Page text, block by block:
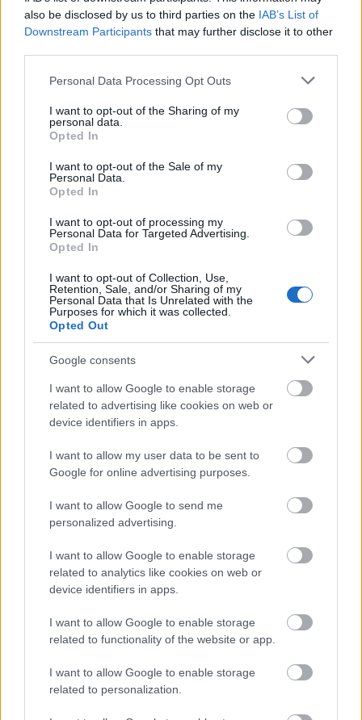
also be disclosed by us to third parties on the IAB’s List of
Downstream Participants that may further disclose it to other
Please note that this website/app uses one or more Google
not limited to your visit or usage behaviour. You may click to
grant or deny consent to Google and its third-party tags to
use your data for below specified purposes in below Google
consent section.
Personal Data Processing Opt Outs
I want to opt-out of the Sharing of my
personal data.
Opted In
I want to opt-out of the Sale of my
Personal Data.
Opted In
I want to opt-out of processing my
Personal Data for Targeted Advertising.
Opted In
I want to opt-out of Collection, Use,
Retention, Sale, and/or Sharing of my
Personal Data that Is Unrelated with the
Purposes for which it was collected.
Opted Out
Google consents
I want to allow Google to enable storage
related to advertising like cookies on web or
device identifiers in apps.
I want to allow my user data to be sent to
Google for online advertising purposes.
I want to allow Google to send me
personalized advertising.
I want to allow Google to enable storage
related to analytics like cookies on web or
device identifiers in apps.
I want to allow Google to enable storage
related to functionality of the website or app.
I want to allow Google to enable storage
related to personalization.
Másik híres munkája a Taxi című amerikai
tévésorozat volt, és még számtalan filmben
és tévésorozatban szerepelt, de egyiknek
Lavór Hollywoodi filmipar
„AZ EMBERT EMBERRÉ TETTE…” – VASÁRNAP
ZÁRT A DOMBOS FEST
VECSEI H. MIKLÓS A ZSÁMBÉKI NYÁRI
SZÍNHÁZRÓL